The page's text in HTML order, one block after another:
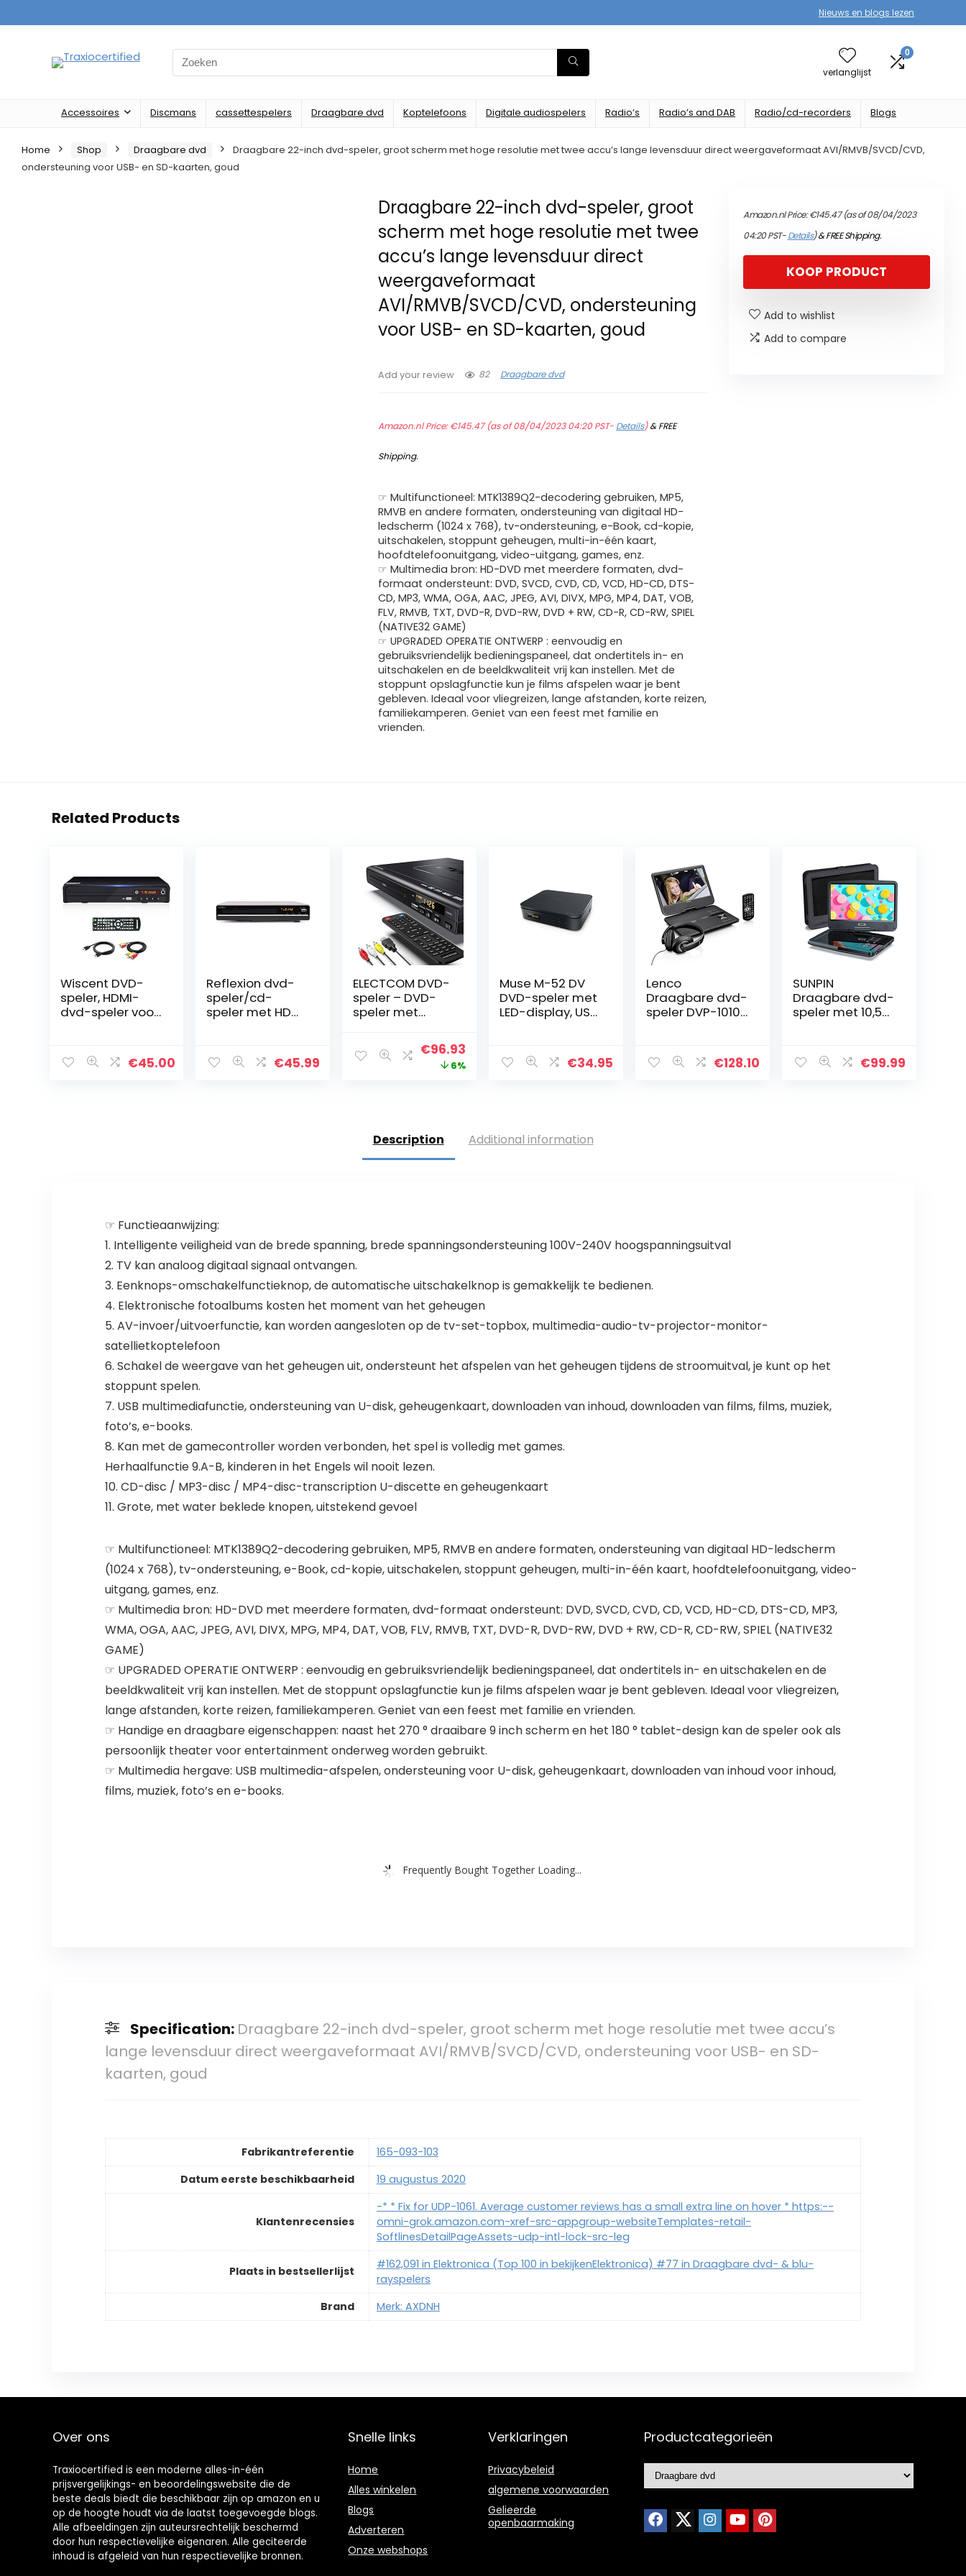
Nieuws en blogs lezen
Search
for:
verlanglijst
0
Accessoires Discmans cassettespelers Draagbare dvd Koptelefoons Digitale audiospelers Radio’s Radio’s and DAB Radio/cd-recorders Blogs
Home Shop Draagbare dvd
Draagbare 22-inch dvd-speler, groot scherm met hoge resolutie met twee accu’s lange levensduur direct weergaveformaat AVI/RMVB/SVCD/CVD,
ondersteuning voor USB- en SD-kaarten, goud
Draagbare 22-inch dvd-speler, groot
scherm met hoge resolutie met twee
accu’s lange levensduur direct
weergaveformaat
AVI/RMVB/SVCD/CVD, ondersteuning
voor USB- en SD-kaarten, goud
Add your review 82 Draagbare dvd
Amazon.nl Price:€145.47(as of 08/04/2023 04:20 PST- Details)&FREE
Shipping.
☞ Multifunctioneel: MTK1389Q2-decodering gebruiken, MP5,
RMVB en andere formaten, ondersteuning van digitaal HD-
ledscherm (1024 x 768), tv-ondersteuning, e-Book, cd-kopie,
uitschakelen, stoppunt geheugen, multi-in-één kaart,
hoofdtelefoonuitgang, video-uitgang, games, enz.
☞ Multimedia bron: HD-DVD met meerdere formaten, dvd-
formaat ondersteunt: DVD, SVCD, CVD, CD, VCD, HD-CD, DTS-
CD, MP3, WMA, OGA, AAC, JPEG, AVI, DIVX, MPG, MP4, DAT, VOB,
FLV, RMVB, TXT, DVD-R, DVD-RW, DVD + RW, CD-R, CD-RW, SPIEL
(NATIVE32 GAME)
☞ UPGRADED OPERATIE ONTWERP : eenvoudig en
gebruiksvriendelijk bedieningspaneel, dat ondertitels in- en
uitschakelen en de beeldkwaliteit vrij kan instellen. Met de
stoppunt opslagfunctie kun je films afspelen waar je bent
gebleven. Ideaal voor vliegreizen, lange afstanden, korte reizen,
familiekamperen. Geniet van een feest met familie en
vrienden.
Amazon.nl Price:€145.47(as of 08/04/2023
04:20 PST-Details)&FREE Shipping.
KOOP PRODUCT
Add to wishlist
Add to compare
Related Products
Wiscent DVD-
speler, HDMI-
dvd-speler voor
mediaspeler,
multiformaat
€45.00
Reflexion dvd-
speler/cd-
speler met HDMI,
afstandsbedieni
ng, zwart
€45.99
ELECTCOM DVD-
speler – DVD-
speler met
tv, multi-regio
dvd-speler USB,
Original
price
€96.93
price
6%
Muse M-52 DV
DVD-speler met
LED-display, USB,
€34.95
Lenco
Draagbare dvd-
speler DVP-1010
resolutie (1.024 x
600)
€128.10
SUNPIN
Draagbare dvd-
speler met 10,5
scherm, stereo
luidspreker en
€99.99
Description Additional information
☞ Functieaanwijzing:
1. Intelligente veiligheid van de brede spanning, brede spanningsondersteuning 100V-240V hoogspanningsuitval
2. TV kan analoog digitaal signaal ontvangen.
3. Eenknops-omschakelfunctieknop, de automatische uitschakelknop is gemakkelijk te bedienen.
4. Elektronische fotoalbums kosten het moment van het geheugen
5. AV-invoer/uitvoerfunctie, kan worden aangesloten op de tv-set-topbox, multimedia-audio-tv-projector-monitor-
satellietkoptelefoon
6. Schakel de weergave van het geheugen uit, ondersteunt het afspelen van het geheugen tijdens de stroomuitval, je kunt op het
stoppunt spelen.
7. USB multimediafunctie, ondersteuning van U-disk, geheugenkaart, downloaden van inhoud, downloaden van films, films, muziek,
foto’s, e-books.
8. Kan met de gamecontroller worden verbonden, het spel is volledig met games.
Herhaalfunctie 9.A-B, kinderen in het Engels wil nooit lezen.
10. CD-disc / MP3-disc / MP4-disc-transcription U-discette en geheugenkaart
11. Grote, met water beklede knopen, uitstekend gevoel
☞ Multifunctioneel: MTK1389Q2-decodering gebruiken, MP5, RMVB en andere formaten, ondersteuning van digitaal HD-ledscherm
(1024 x 768), tv-ondersteuning, e-Book, cd-kopie, uitschakelen, stoppunt geheugen, multi-in-één kaart, hoofdtelefoonuitgang, video-
uitgang, games, enz.
☞ Multimedia bron: HD-DVD met meerdere formaten, dvd-formaat ondersteunt: DVD, SVCD, CVD, CD, VCD, HD-CD, DTS-CD, MP3,
WMA, OGA, AAC, JPEG, AVI, DIVX, MPG, MP4, DAT, VOB, FLV, RMVB, TXT, DVD-R, DVD-RW, DVD + RW, CD-R, CD-RW, SPIEL (NATIVE32
GAME)
☞ UPGRADED OPERATIE ONTWERP : eenvoudig en gebruiksvriendelijk bedieningspaneel, dat ondertitels in- en uitschakelen en de
beeldkwaliteit vrij kan instellen. Met de stoppunt opslagfunctie kun je films afspelen waar je bent gebleven. Ideaal voor vliegreizen,
lange afstanden, korte reizen, familiekamperen. Geniet van een feest met familie en vrienden.
☞ Handige en draagbare eigenschappen: naast het 270 ° draaibare 9 inch scherm en het 180 ° tablet-design kan de speler ook als
persoonlijk theater voor entertainment onderweg worden gebruikt.
☞ Multimedia hergave: USB multimedia-afspelen, ondersteuning voor U-disk, geheugenkaart, downloaden van inhoud voor inhoud,
films, muziek, foto’s en e-books.
Frequently Bought Together Loading...
Specification: Draagbare 22-inch dvd-speler, groot scherm met hoge resolutie met twee accu’s
lange levensduur direct weergaveformaat AVI/RMVB/SVCD/CVD, ondersteuning voor USB- en SD-
kaarten, goud
Fabrikantreferentie
165-093-103
Datum eerste beschikbaarheid
19 augustus 2020
Klantenrecensies
-* * Fix for UDP-1061. Average customer reviews has a small extra line on hover * https:--
omni-grok.amazon.com-xref-src-appgroup-websiteTemplates-retail-
SoftlinesDetailPageAssets-udp-intl-lock-src-leg
Plaats in bestsellerlijst
#162,091 in Elektronica (Top 100 in bekijkenElektronica) #77 in Draagbare dvd- & blu-
rayspelers
Brand
Merk: AXDNH
Over ons
Traxiocertified is een moderne alles-in-één
prijsvergelijkings- en beoordelingswebsite die de
beste deals biedt die beschikbaar zijn op amazon en u
op de hoogte houdt via de laatst toegevoegde blogs.
Alle afbeeldingen zijn auteursrechtelijk beschermd
door hun respectievelijke eigenaren. Alle geciteerde
inhoud is afgeleid van hun respectievelijke bronnen.
Snelle links
Home
Alles winkelen
Blogs
Adverteren
Onze webshops
Verklaringen
Privacybeleid
algemene voorwaarden
Gelieerde
openbaarmaking
Productcategorieën